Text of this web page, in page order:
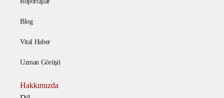
Blog
Vital Haber
Uzman Görüşü
Hakkımızda